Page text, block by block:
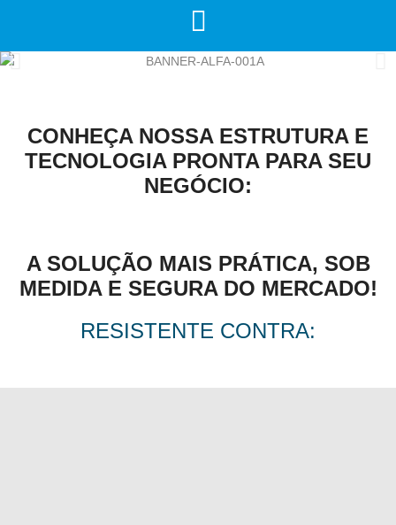
CONHEÇA NOSSA ESTRUTURA E
TECNOLOGIA PRONTA PARA SEU
NEGÓCIO:
A SOLUÇÃO MAIS PRÁTICA, SOB
MEDIDA E SEGURA DO MERCADO!
RESISTENTE CONTRA: